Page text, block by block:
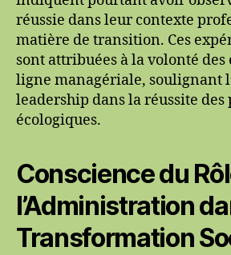
réussie dans leur contexte
matière de transition. Ces
sont attribuées à la volonté des
ligne managériale, soulignant
leadership dans la réussite des
écologiques.
Conscience du
l’Administration
Transformation